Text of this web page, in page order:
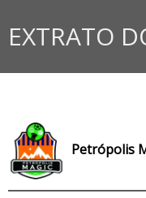
EXTRATO
Petrópolis